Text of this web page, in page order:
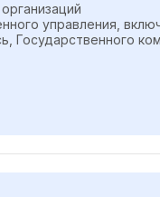
управления,
Государственного